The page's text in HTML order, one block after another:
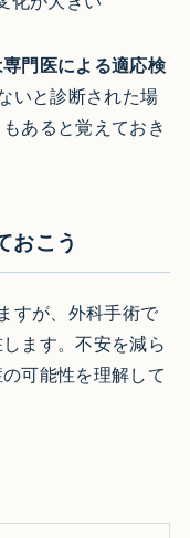
門医による適応検
いと診断された場
あると覚えておき
おこう
すが、外科手術で
ます。不安を減ら
可能性を理解して